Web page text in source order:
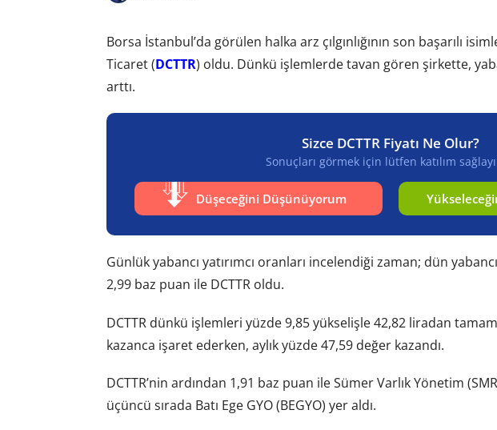
Borsa İstanbul’da görülen halka arz çılgınlığının son başarılı
Ticaret (DCTTR) oldu. Dünkü işlemlerde tavan gören şirkette,
arttı.
Sizce DCTTR Fiyatı Ne Olur?
Sonuçları görmek için lütfen katılım
Düşeceğini Düşünüyorum
Günlük yabancı yatırımcı oranları incelendiği zaman; dün
2,99 baz puan ile DCTTR oldu.
DCTTR dünkü işlemleri yüzde 9,85 yükselişle 42,82 liradan
kazanca işaret ederken, aylık yüzde 47,59 değer kazandı.
DCTTR’nin ardından 1,91 baz puan ile Sümer Varlık Yönetim
üçüncü sırada Batı Ege GYO (BEGYO) yer aldı.